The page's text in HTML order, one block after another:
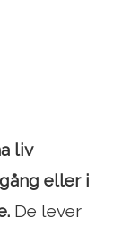
liv
eller i
De lever